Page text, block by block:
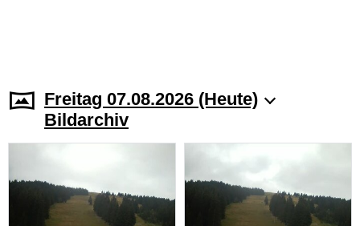
Freitag 07.08.2026 (Heute)
Bildarchiv